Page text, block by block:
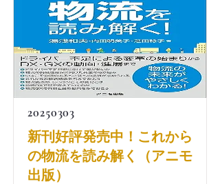
20250303
新刊好評発売中！これから
の物流を読み解く（アニモ
出版）